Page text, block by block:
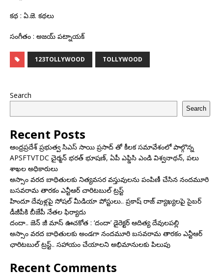
కథ : ఏ.జె. కథలు
సంగీతం : అజయ్ పట్నాయక్
123TOLLYWOOD TOLLYWOOD
Search
Search
Recent Posts
ఆంధ్రప్రదేశ్ ప్రభుత్వ సిఎస్ సాయి ప్రసాద్ తో కీలక సమావేశంలో పాల్గొన్న
APSFTVTDC చైర్మన్ భరత్ భూషణ్, ఏపీ ఎఫ్డిసి ఎండి విశ్వనాథన్, పలు
శాఖల అధికారులు
అస్సాం వరద బాధితులకు నిత్యవసర వస్తువులను పంపిణీ చేసిన నందమూరి
బసవరామ తారకం ఎన్టీఆర్ చారిటబుల్ ట్రస్ట్
హిందూ దేవుళ్లపై సోషల్ మీడియా పోస్టులు.. ప్రకాష్ రాజ్ వ్యాఖ్యలపై సైబర్
డీజీపీకి బీజేపీ నేతల ఫిర్యాదు
దందా.. జెన్ జీ మాస్ ఊచకోత : ‘దందా’ డైరెక్ట‌ర్ ఆదిత్య దేవులపల్లి
అస్సాం వరద బాధితులకు అండగా నందమూరి బసవరామ తారకం ఎన్టీఆర్
ఛారిటబుల్ ట్రస్ట్.. సహాయం చేయాలని అభిమానులకు పిలుపు
Recent Comments